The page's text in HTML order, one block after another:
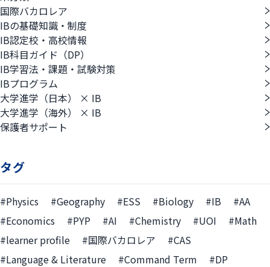
国際バカロレア
IBの基礎知識・制度
IB認定校・高校情報
IB科目ガイド（DP）
IB学習法・課題・試験対策
IBプログラム
大学進学（日本） × IB
大学進学（海外） × IB
保護者サポート
タグ
#Physics #Geography #ESS #Biology #IB
#AA
#Economics
#PYP #AI #Chemistry #UOI
#Math
#learner profile
#国際バカロレア
#CAS
#Language & Literature
#Command Term
#DP